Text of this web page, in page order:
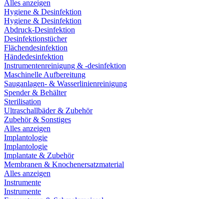
Alles anzeigen
Hygiene & Desinfektion
Hygiene & Desinfektion
Abdruck-Desinfektion
Desinfektionstücher
Flächendesinfektion
Händedesinfektion
Instrumentenreinigung & -desinfektion
Maschinelle Aufbereitung
Sauganlagen- & Wasserlinienreinigung
Spender & Behälter
Sterilisation
Ultraschallbäder & Zubehör
Zubehör & Sonstiges
Alles anzeigen
Implantologie
Implantologie
Implantate & Zubehör
Membranen & Knochenersatzmaterial
Alles anzeigen
Instrumente
Instrumente